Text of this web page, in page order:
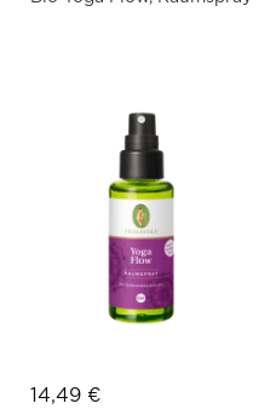
14,49 €